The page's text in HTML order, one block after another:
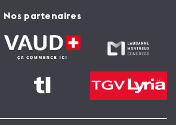
Nos partenaires